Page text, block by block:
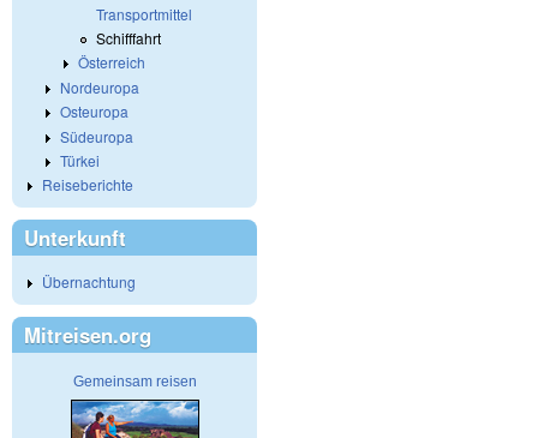
Transportmittel
Schifffahrt
Österreich
Nordeuropa
Osteuropa
Südeuropa
Türkei
Reiseberichte
Unterkunft
Übernachtung
Mitreisen.org
Gemeinsam reisen